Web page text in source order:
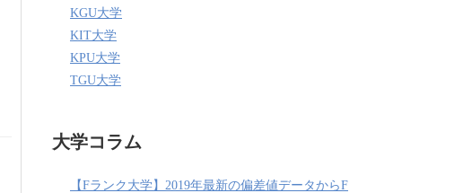
KGU大学
KIT大学
KPU大学
TGU大学
大学コラム
【Fランク大学】2019年最新の偏差値データからF